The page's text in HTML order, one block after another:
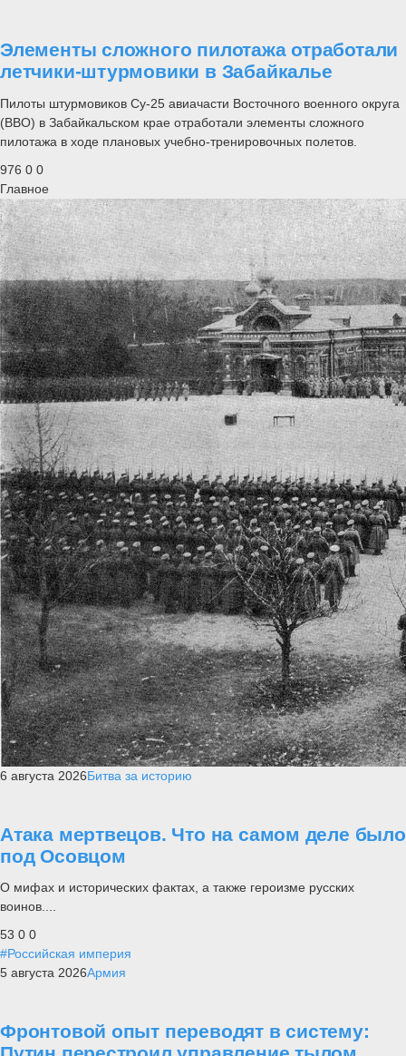
Элементы сложного пилотажа отработали
летчики-штурмовики в Забайкалье
Пилоты штурмовиков Су-25 авиачасти Восточного военного округа
(ВВО) в Забайкальском крае отработали элементы сложного
пилотажа в ходе плановых учебно-тренировочных полетов.
976 0 0
Главное
6 августа 2026Битва за историю
Атака мертвецов. Что на самом деле было
под Осовцом
О мифах и исторических фактах, а также героизме русских
воинов....
53 0 0
#Российская империя
5 августа 2026Армия
Фронтовой опыт переводят в систему: